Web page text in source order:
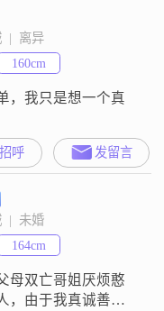
|  离异
160cm
，我只是想一个真
呼 发留言
|  未婚
164cm
母双亡哥姐厌烦憨
，由于我真诚善良